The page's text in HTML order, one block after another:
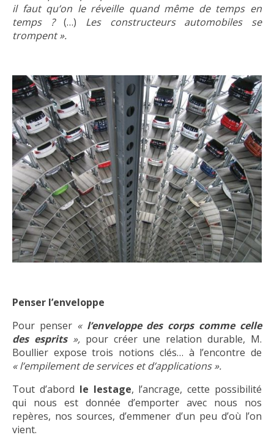
il faut qu’on le réveille quand même de temps en
temps ?(…) Les constructeurs automobiles se
trompent ».
Penser l’enveloppe
Pour penser « l’enveloppe des corps comme celle
des esprits »,pour créer une relation durable, M.
Boullier expose trois notions clés… à l’encontre de
« l’empilement de services et d’applications ».
Tout d’abord le lestage, l’ancrage, cette possibilité
qui nous est donnée d’emporter avec nous nos
repères, nos sources, d’emmener d’un peu d’où l’on
vient.